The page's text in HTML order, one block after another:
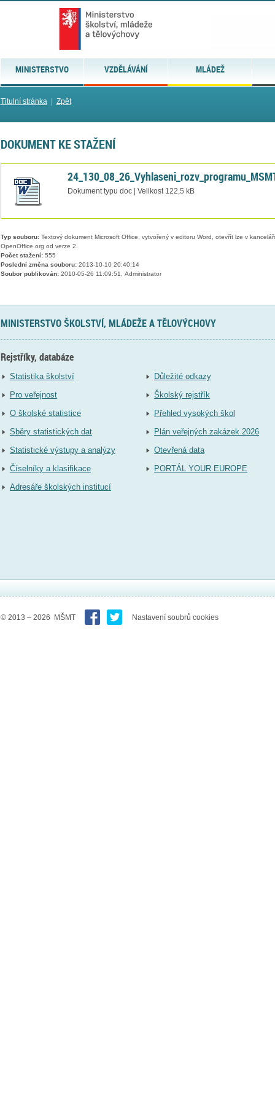
MINISTERSTVO VZDĚLÁVÁNÍ MLÁDEŽ
Titulní stránka| Zpět
DOKUMENT KE STAŽENÍ
Dokument typu doc | Velikost 122,5 kB
Typ souboru:Textový dokument Microsoft Office, vytvořený v editoru Word, otevřít lze v
OpenOffice.org od verze 2.
Počet stažení:555
Poslední změna souboru:2013-10-10 20:40:14
Soubor publikován:2010-05-26 11:09:51, Administrator
MINISTERSTVO ŠKOLSTVÍ, MLÁDEŽE A TĚLOVÝCHOVY
Rejstříky, databáze
Statistika školství
Pro veřejnost
O školské statistice
Sběry statistických dat
Statistické výstupy a analýzy
Číselníky a klasifikace
Adresáře školských institucí
Důležité odkazy
Školský rejstřík
Přehled vysokých škol
Plán veřejných zakázek 2026
Otevřená data
PORTÁL YOUR EUROPE
© 2013 – 2026 MŠMT Nastavení soubrů cookies